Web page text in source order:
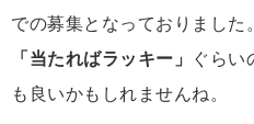
での募集となっておりました。
「当たればラッキー」
ぐらい
も良いかもしれませんね。